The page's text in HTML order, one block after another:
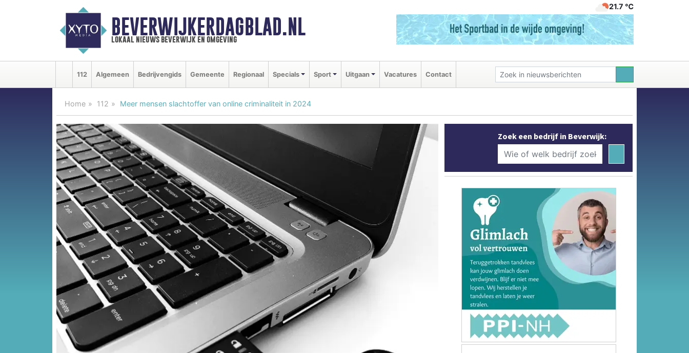
BEVERWIJKERDAGBLAD.NL
lokaal nieuws beverwijk en omgeving
21.7 ℃
112 Algemeen Bedrijvengids Gemeente Regionaal Specials Sport Uitgaan Vacatures Contact
Home 112 Meer mensen slachtoffer van online criminaliteit in 2024
Zoek een bedrijf in Beverwijk: